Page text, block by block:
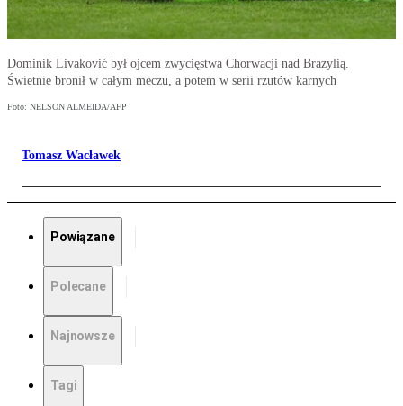
Dominik Livaković był ojcem zwycięstwa Chorwacji nad Brazylią.
Świetnie bronił w całym meczu, a potem w serii rzutów karnych
Foto: NELSON ALMEIDA/AFP
Tomasz Wacławek
Powiązane
Polecane
Najnowsze
Tagi